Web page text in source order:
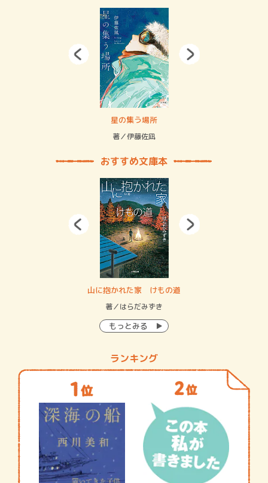
星の集う場所
著／伊藤佐凪
おすすめ文庫本
山に抱かれた家 けもの道
著／はらだみずき
もっとみる
ランキング